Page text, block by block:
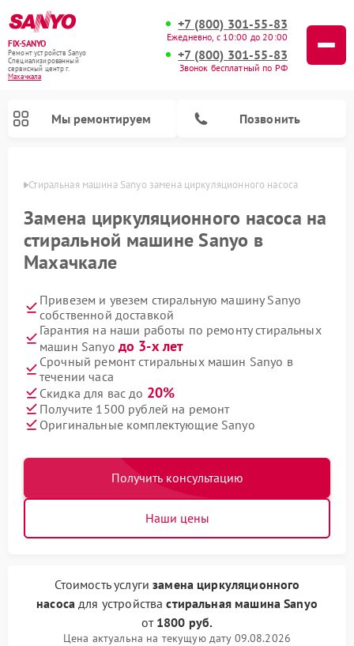
FIX-SANYO
Ремонт устройств Sanyo
Специализированный
cервисный центр г.
Махачкала
+7 (800) 301-55-83
Ежедневно, с 10:00 до 20:00
+7 (800) 301-55-83
Звонок бесплатный по РФ
Мы ремонтируем Позвонить
Стиральная машина Sanyo замена циркуляционного насоса
Замена циркуляционного насоса на
стиральной машине Sanyo в
Махачкале
Привезем и увезем стиральную машину Sanyo
собственной доставкой
Гарантия на наши работы по ремонту стиральных
машин Sanyo до 3-х лет
Срочный ремонт стиральных машин Sanyo в
течении часа
Скидка для вас до 20%
Получите 1500 рублей на ремонт
Оригинальные комплектующие Sanyo
Получить консультацию
Наши цены
Стоимость услугизамена циркуляционного
насоса для устройствастиральная машина Sanyo
от 1800 руб.
Цена актуальна на текущую дату 09.08.2026